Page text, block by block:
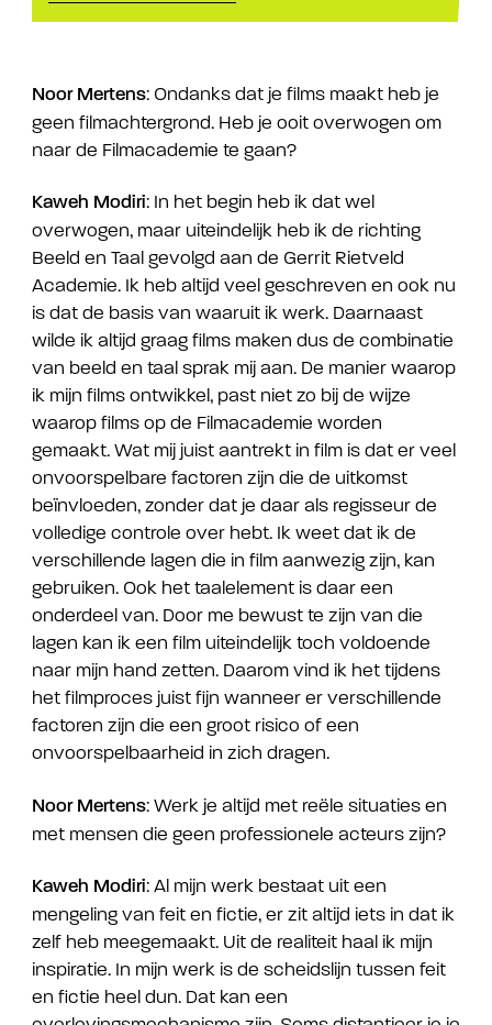
Noor Mertens: Ondanks dat je films maakt heb je
geen filmachtergrond. Heb je ooit overwogen om
naar de Filmacademie te gaan?
Kaweh Modiri: In het begin heb ik dat wel
overwogen, maar uiteindelijk heb ik de richting
Beeld en Taal gevolgd aan de Gerrit Rietveld
Academie. Ik heb altijd veel geschreven en ook nu
is dat de basis van waaruit ik werk. Daarnaast
wilde ik altijd graag films maken dus de combinatie
van beeld en taal sprak mij aan. De manier waarop
ik mijn films ontwikkel, past niet zo bij de wijze
waarop films op de Filmacademie worden
gemaakt. Wat mij juist aantrekt in film is dat er veel
onvoorspelbare factoren zijn die de uitkomst
beïnvloeden, zonder dat je daar als regisseur de
volledige controle over hebt. Ik weet dat ik de
verschillende lagen die in film aanwezig zijn, kan
gebruiken. Ook het taalelement is daar een
onderdeel van. Door me bewust te zijn van die
lagen kan ik een film uiteindelijk toch voldoende
naar mijn hand zetten. Daarom vind ik het tijdens
het filmproces juist fijn wanneer er verschillende
factoren zijn die een groot risico of een
onvoorspelbaarheid in zich dragen.
Noor Mertens: Werk je altijd met reële situaties en
met mensen die geen professionele acteurs zijn?
Kaweh Modiri: Al mijn werk bestaat uit een
mengeling van feit en fictie, er zit altijd iets in dat ik
zelf heb meegemaakt. Uit de realiteit haal ik mijn
inspiratie. In mijn werk is de scheidslijn tussen feit
en fictie heel dun. Dat kan een